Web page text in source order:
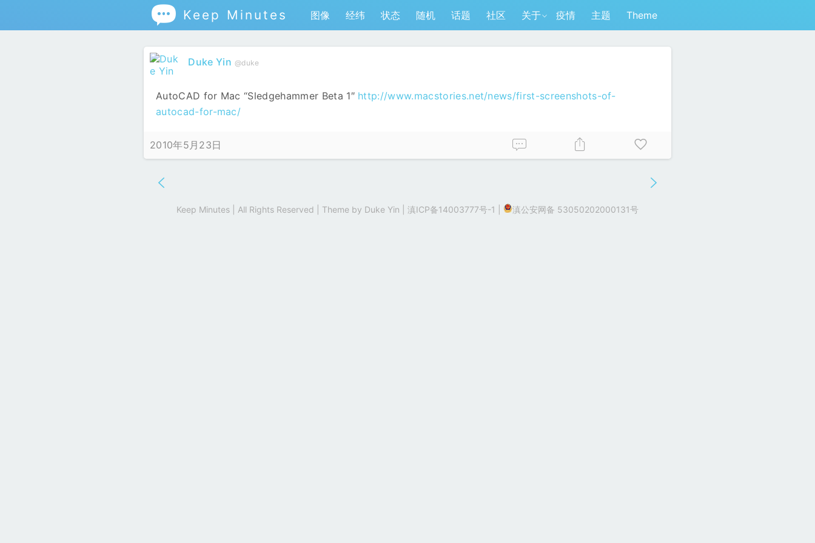
 Keep Minutes 图像 经纬 状态 随机 话题 社区 关于 疫情 主题 Theme
Duke Yin @duke
AutoCAD for Mac “Sledgehammer Beta 1″ http://www.macstories.net/news/first-screenshots-of-
autocad-for-mac/
2010年5月23日
Keep Minutes | All Rights Reserved | Theme by Duke Yin 滇ICP备14003777号-1 滇公安网备 53050202000131号